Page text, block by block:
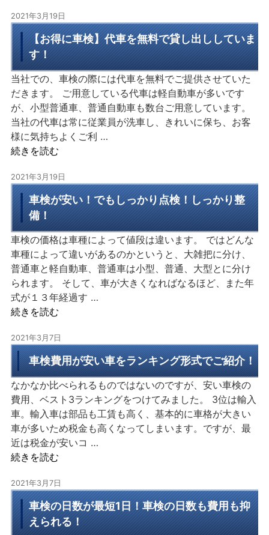
2021年3月19日
【お得に車検】代車を無料で貸し出ししていま
す！
当社での、車検の際には代車を無料でご提供させていた
だきます。 ご用意している代車は軽自動車が多いです
が、小型普通車、普通自動車も数台ご用意しています。
当社の代車は常に従業員が洗車し、きれいに保ち、お客
様に気持ちよくご利 …
続きを読む
2021年3月19日
車検が安い！でもしっかり点検！しっかり整
備！
車検の価格は車種によって値段は違います。 ではどんな
車種によって違いがあるのかというと、大雑把に分け、
普通車と軽自動車、普通車は小型、普通、大型とに分け
られます。 そして、車が大きくなればなるほど、また年
式が１３年経過す …
続きを読む
2021年3月7日
車検費用が安い車をランキング形式でご紹介！
なかなか比べられるものではないのですが、安い車検の
費用、ベスト3ランキングをつけてみました。 3位は輸入
車。輸入車は部品も工賃も高く、基本的に車格が大きい
車が多いため税金も高くなってしまいます。ですが、最
近は税金が安いコ …
続きを読む
2021年3月7日
車検の日数が最短1日！車検の日数も費用も抑
えられる！